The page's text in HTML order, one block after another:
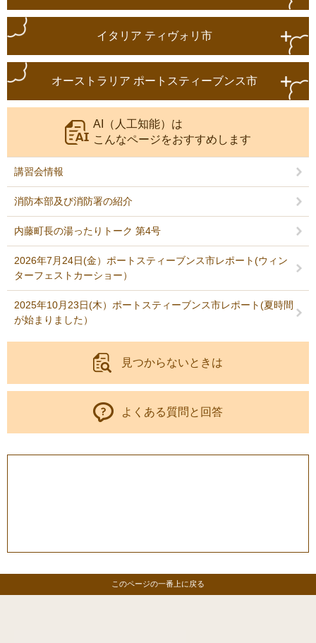
イタリア ティヴォリ市
オーストラリア ポートスティーブンス市
AI（人工知能）は
こんなページをおすすめします
講習会情報
消防本部及び消防署の紹介
内藤町長の湯ったりトーク 第4号
2026年7月24日(金）ポートスティーブンス市レポート(ウィン
ターフェストカーショー）
2025年10月23日(木）ポートスティーブンス市レポート(夏時間
が始まりました）
見つからないときは
よくある質問と回答
このページの一番上に戻る